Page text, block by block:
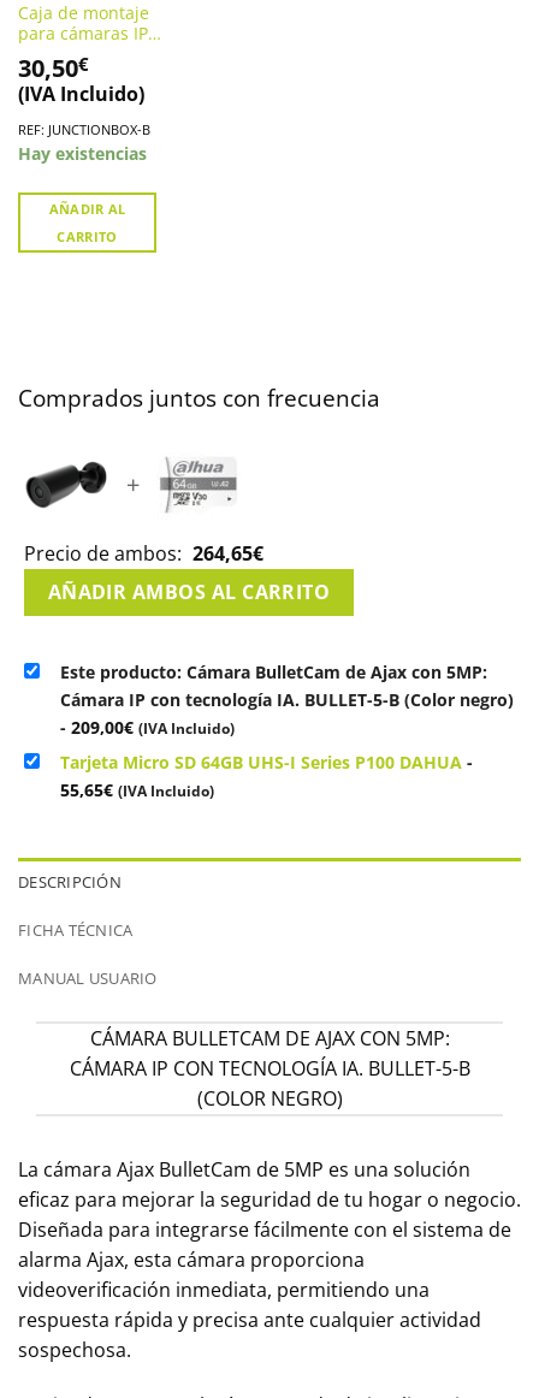
Caja de montaje
para cámaras IP
AJAX Color negro.
JUNCTIONBOX-B
30,50€
(IVA Incluido)
REF: JUNCTIONBOX-B
Hay existencias
AÑADIR AL
CARRITO
Comprados juntos con frecuencia
+
Precio de ambos: 264,65€
AÑADIR AMBOS AL CARRITO
Este producto: Cámara BulletCam de Ajax con 5MP:
Cámara IP con tecnología IA. BULLET-5-B (Color negro)
- 209,00€ (IVA Incluido)
Tarjeta Micro SD 64GB UHS-I Series P100 DAHUA -
55,65€ (IVA Incluido)
DESCRIPCIÓN
FICHA TÉCNICA
MANUAL USUARIO
CÁMARA BULLETCAM DE AJAX CON 5MP:
CÁMARA IP CON TECNOLOGÍA IA. BULLET-5-B
(COLOR NEGRO)
La cámara Ajax BulletCam de 5MP es una solución
eficaz para mejorar la seguridad de tu hogar o negocio.
Diseñada para integrarse fácilmente con el sistema de
alarma Ajax, esta cámara proporciona
videoverificación inmediata, permitiendo una
respuesta rápida y precisa ante cualquier actividad
sospechosa.